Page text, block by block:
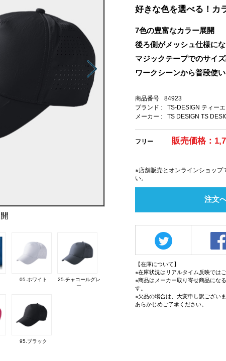
05.ホワイト
25.チャコールグレ
ー
95.ブラック
好きな色を選べる！カ
7色の豊富なカラー展開
後ろ側がメッシュ仕様に
マジックテープでのサイ
ワークシーンから普段使
商品番号
84923
ブランド :
TS-DESIGN ティー
メーカー :
TS DESIGN TS
フリー 販売価格：
※店舗販売とオンラインショップ
い。
注文
【在庫について】
※在庫状況はリアルタイム反映ではご
※商品はメーカー取り寄せ商品にな
す。
※欠品の場合は、大変申し訳ござい
あらかじめご了承ください。